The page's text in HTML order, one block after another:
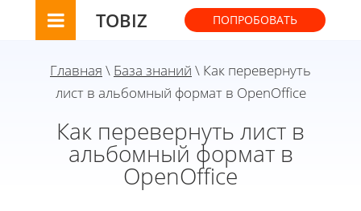
TOBIZ ПОПРОБОВАТЬ
Главная \ База знаний \ Как перевернуть
лист в альбомный формат в OpenOffice
Как перевернуть лист в
альбомный формат в
OpenOffice